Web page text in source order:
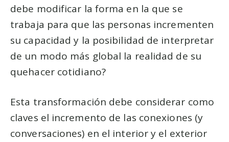
debe modificar la forma en la que se
trabaja para que las personas incrementen
su capacidad y la posibilidad de interpretar
de un modo más global la realidad de su
quehacer cotidiano?
Esta transformación debe considerar como
claves el incremento de las conexiones (y
conversaciones) en el interior y el exterior